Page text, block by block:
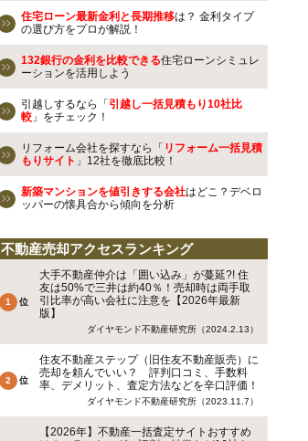
住宅ローン最新金利と長期推移は？ 金利タイプ
の選び方をプロが解説！
132銀行の金利を比較できる住宅ローンシミュレ
ーションを活用しよう
引越しするなら「 引越し一括見積もり10社比
較 」をチェック！
リフォーム会社を探すなら「 リフォーム一括見積
もりサイト 」12社を徹底比較！
新築マンションを値引きする会社はどこ？デベロ
ッパーの懐具合から傾向を分析
不動産売却アクセスランキング
大手不動産仲介は「囲い込み」が蔓延?! 住
友は50%で三井は約40％！売却時は両手取
引比率が高い会社に注意を【2026年最新
版】
ダイヤモンド不動産研究所（2024.2.13）
住友不動産ステップ（旧住友不動産販売）に
売却を頼んでいい？ 評判口コミ、手数料
率、デメリット、査定方法などを辛口評価！
ダイヤモンド不動産研究所（2023.11.7）
【2026年】不動産一括査定サイトおすすめ